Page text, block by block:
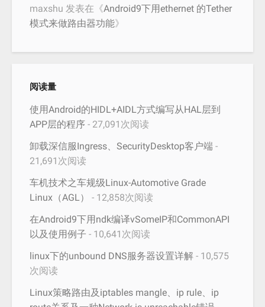
maxshu 发表在《Android9下用ethernet 的Tether
模式来做路由器功能》
阅读量
使用Android的HIDL+AIDL方式编写从HAL层到
APP层的程序 - 27,091次阅读
卸载深信服Ingress、SecurityDesktop客户端 -
21,691次阅读
车机技术之车规级Linux-Automotive Grade
Linux（AGL）
- 12,858次阅读
在Android9下用ndk编译vSomeIP和CommonAPI
以及使用例子 - 10,641次阅读
linux下的unbound DNS服务器设置详解 - 10,575
次阅读
Linux策略路由及iptables mangle、ip rule、ip